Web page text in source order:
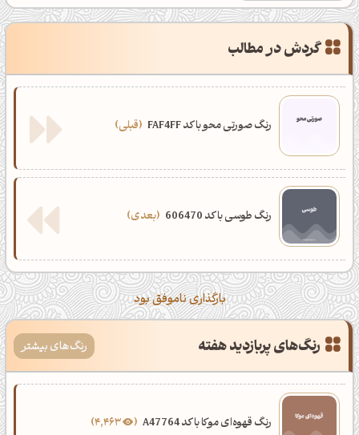
گردش در مطالب
رنگ صورتی محو با کد FAF4FF قبلی
رنگ طوسی با کد 606470 بعدی
بارگذاری ناموفق بود
رنگ‌های پربازدید هفته رنگ‌های بیشتر
رنگ قهوه‌ای موکا با کد A47764 4,463